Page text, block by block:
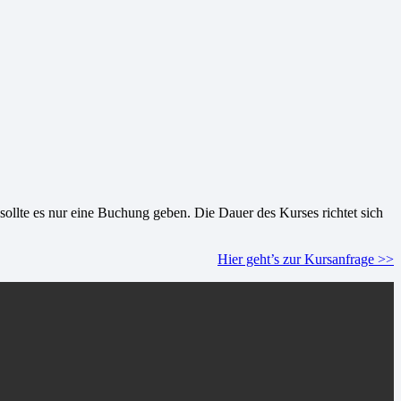
es nur eine Buchung geben. Die Dauer des Kurses richtet sich
Hier geht’s zur Kursanfrage >>